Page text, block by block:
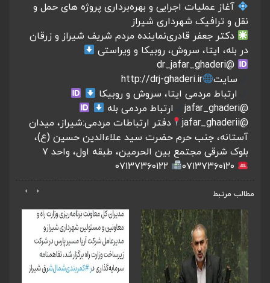
آغاز عملیات اجرایی و بهره‌برداری پروژه های حمل و
نقل و ترافیک شهرداری شیراز
دکتر جعفر قادرینماینده مردم شریف شیراز و زرقان
در بله، ایتا، سروش، روبیکا و ویراستی
@dr_jafar_ghaderi
سایت
http://drj-ghaderi.ir
ارتباط مردمی ایتا، سروش و روبیکا
@jafar_ghaderi
ارتباط مردمی بله
@jafar_ghaderii
دفتر ارتباطات مردمی:شیراز، میدان
آستانه، جنب حرم حضرت سید علاءالدین حسین (ع)،
بلوک شرقی مجتمع بین الحرمین، طبقه اول، واحد ۷
مطالب مرتبط ‹
›